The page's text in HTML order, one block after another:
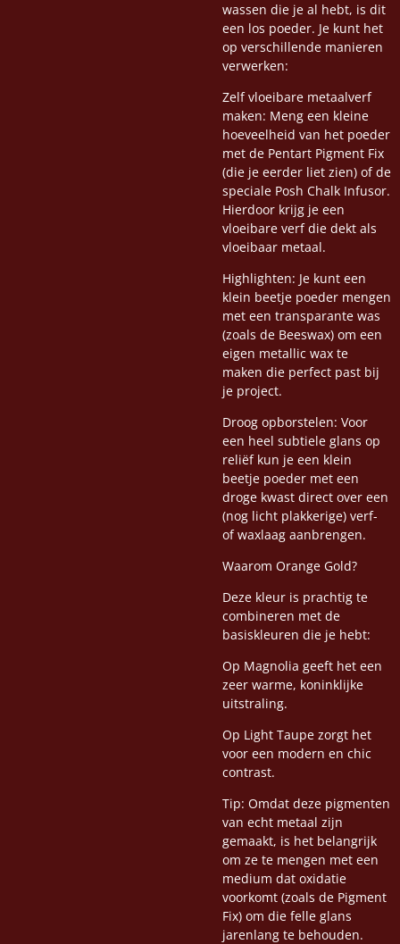
wassen die je al hebt, is dit
een los poeder. Je kunt het
op verschillende manieren
verwerken:
Zelf vloeibare metaalverf
maken: Meng een kleine
hoeveelheid van het poeder
met de Pentart Pigment Fix
(die je eerder liet zien) of de
speciale Posh Chalk Infusor.
Hierdoor krijg je een
vloeibare verf die dekt als
vloeibaar metaal.
Highlighten: Je kunt een
klein beetje poeder mengen
met een transparante was
(zoals de Beeswax) om een
eigen metallic wax te
maken die perfect past bij
je project.
Droog opborstelen: Voor
een heel subtiele glans op
reliëf kun je een klein
beetje poeder met een
droge kwast direct over een
(nog licht plakkerige) verf-
of waxlaag aanbrengen.
Waarom Orange Gold?
Deze kleur is prachtig te
combineren met de
basiskleuren die je hebt:
Op Magnolia geeft het een
zeer warme, koninklijke
uitstraling.
Op Light Taupe zorgt het
voor een modern en chic
contrast.
Tip: Omdat deze pigmenten
van echt metaal zijn
gemaakt, is het belangrijk
om ze te mengen met een
medium dat oxidatie
voorkomt (zoals de Pigment
Fix) om die felle glans
jarenlang te behouden.